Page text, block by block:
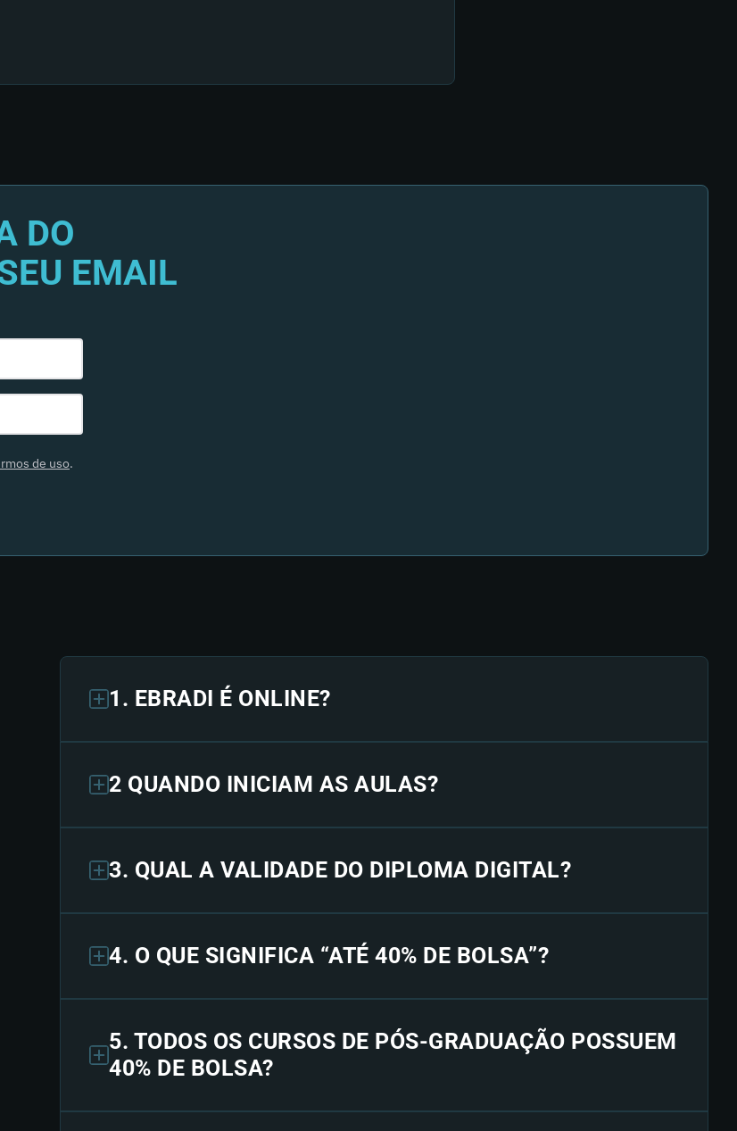
DO
EMAIL
de uso.
1. EBRADI É ONLINE?
2 QUANDO INICIAM AS AULAS?
3. QUAL A VALIDADE DO DIPLOMA DIGITAL?
4. O QUE SIGNIFICA “ATÉ 40% DE BOLSA”?
5. TODOS OS CURSOS DE PÓS-GRADUAÇÃO POSSUEM
40% DE BOLSA?